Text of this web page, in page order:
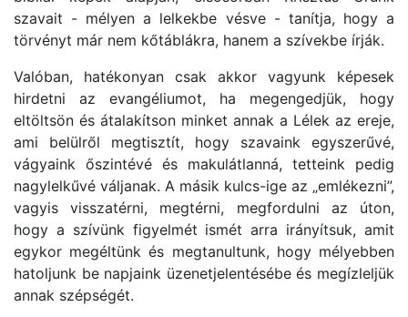
szavait - mélyen a lelkekbe vésve - tanítja, hogy a
törvényt már nem kőtáblákra, hanem a szívekbe írják.
Valóban, hatékonyan csak akkor vagyunk képesek
hirdetni az evangéliumot, ha megengedjük, hogy
eltöltsön és átalakítson minket annak a Lélek az ereje,
ami belülről megtisztít, hogy szavaink egyszerűvé,
vágyaink őszintévé és makulátlanná, tetteink pedig
nagylelkűvé váljanak. A másik kulcs-ige az „emlékezni”,
vagyis visszatérni, megtérni, megfordulni az úton,
hogy a szívünk figyelmét ismét arra irányítsuk, amit
egykor megéltünk és megtanultunk, hogy mélyebben
hatoljunk be napjaink üzenetjelentésébe és megízleljük
annak szépségét.